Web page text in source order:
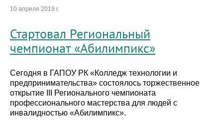
10 апреля 2019 г.
Стартовал Региональный
чемпионат «Абилимпикс»
Сегодня в ГАПОУ РК «Колледж технологии и
предпринимательства» состоялось торжественное
открытие III Регионального чемпионата
профессионального мастерства для людей с
инвалидностью «Абилимпикс».